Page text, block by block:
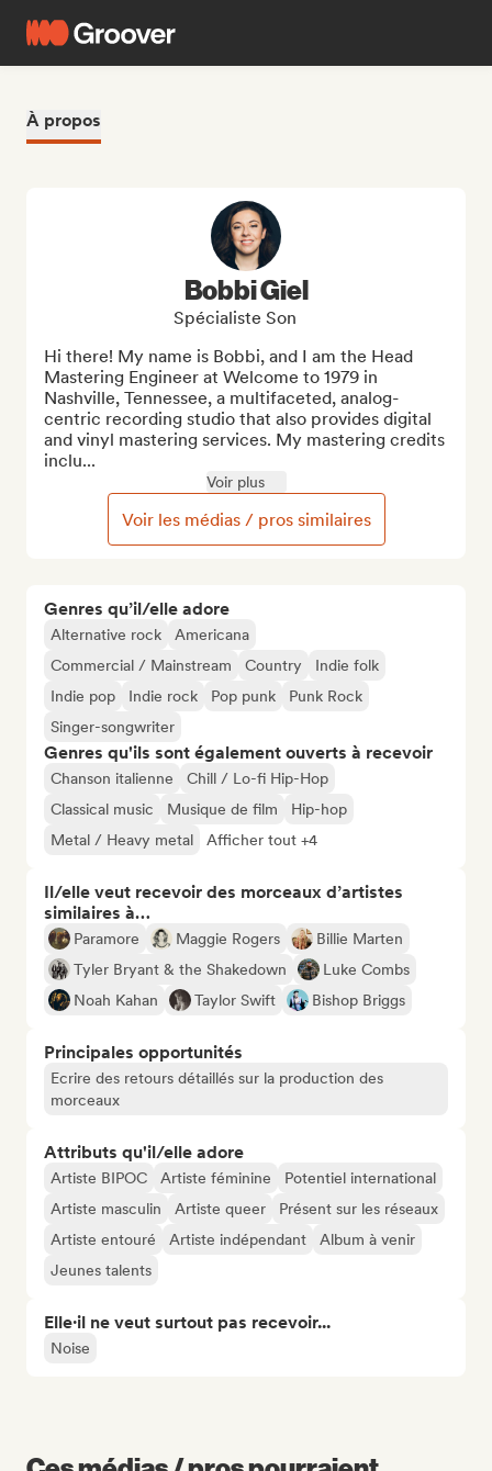
À propos
Genres qu’il/elle adore
Alternative rock
Americana
Commercial / Mainstream
Country
Indie folk
Indie pop
Indie rock Pop punk
Punk Rock
Singer-songwriter
Genres qu'ils sont également ouverts à recevoir
Chanson italienne
Chill / Lo-fi Hip-Hop
Classical music
Musique de film
Hip-hop
Metal / Heavy metal
Afficher tout +4
Il/elle veut recevoir des morceaux d’artistes
similaires à…
Paramore Maggie Rogers
Billie Marten
Tyler Bryant & the Shakedown
Luke Combs
Noah Kahan
Taylor Swift Bishop Briggs
Principales opportunités
Ecrire des retours détaillés sur la production des
morceaux
Attributs qu'il/elle adore
Artiste BIPOC Artiste féminine
Potentiel international
Artiste masculin
Artiste queer
Présent sur les réseaux
Artiste entouré
Artiste indépendant
Album à venir
Jeunes talents
Elle·il ne veut surtout pas recevoir...
Noise
Bobbi Giel
Spécialiste Son
Hi there! My name is Bobbi, and I am the Head
Mastering Engineer at Welcome to 1979 in
Nashville, Tennessee, a multifaceted, analog-
centric recording studio that also provides digital
and vinyl mastering services. My mastering credits
inclu...
Voir plus
Voir les médias / pros similaires